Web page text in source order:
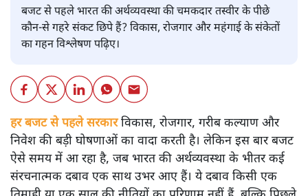
बजट से पहले भारत की अर्थव्यवस्था की चमकदार तस्वीर के पीछे
कौन-से गहरे संकट छिपे हैं? विकास, रोजगार और महंगाई के संकेतों
का गहन विश्लेषण पढ़िए।
हर बजट से पहले सरकारविकास, रोजगार, गरीब कल्याण और
निवेश की बड़ी घोषणाओं का वादा करती है। लेकिन इस बार बजट
ऐसे समय में आ रहा है, जब भारत की अर्थव्यवस्था के भीतर कई
संरचनात्मक दबाव एक साथ उभर आए हैं। ये दबाव किसी एक